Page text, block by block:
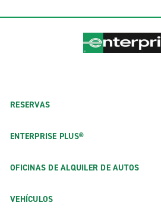
RESERVAS
ENTERPRISE PLUS®
OFICINAS DE ALQUILER DE AUTOS
VEHÍCULOS